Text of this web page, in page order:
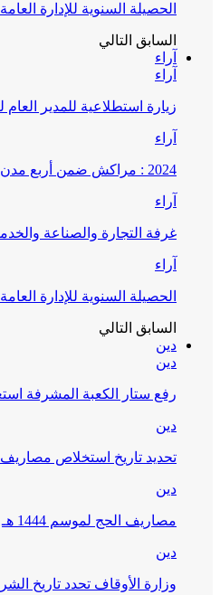
الحصيلة السنوية للإدارة العامة
السابق التالي
آراء
آراء
زيارة استطلاعية للمدير
آراء
2024 : مراكش ضمن أربع مدن بالممكلة سجلت مامجموعه 656 قضية تتعلق بغسيل الأموال
آراء
غرفة التجارة والصناعة
آراء
الحصيلة السنوية للإدارة العامة
السابق التالي
دين
دين
رفع ستار الكعبة المشرفة
دين
تحديد تاريخ استخلاص مصاريف
دين
مصاريف الحج لموسم 1444 هـ
دين
وزارة الأوقاف تحدد تاريخ